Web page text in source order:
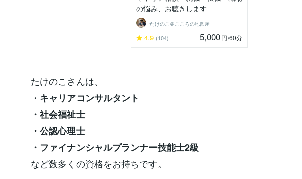
の悩み、お聴きします
たけのこ＠こころの地図屋
4.9 (104) 5,000円/60分
たけのこさんは、
・ キャリアコンサルタント
・社会福祉士
・公認心理士
・ファイナンシャルプランナー技能士2級
など数多くの資格をお持ちです。